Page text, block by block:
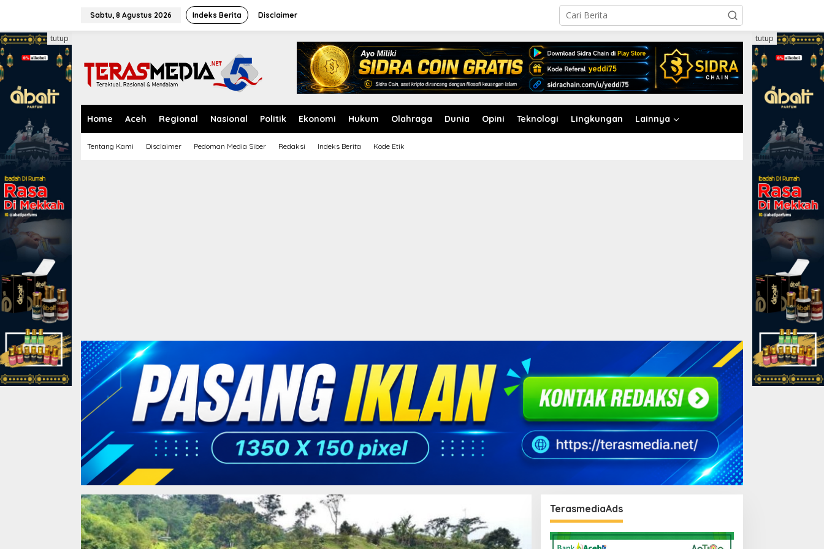
a
t
i
k
e
Sabtu, 8 Agustus 2026 Indeks Berita Disclaimer
Home Aceh Regional Nasional Politik Ekonomi Hukum Olahraga Dunia Opini Teknologi Lingkungan Lainnya
Tentang Kami Disclaimer Pedoman Media Siber Redaksi Indeks Berita Kode Etik
tutup tutup
TerasmediaAds